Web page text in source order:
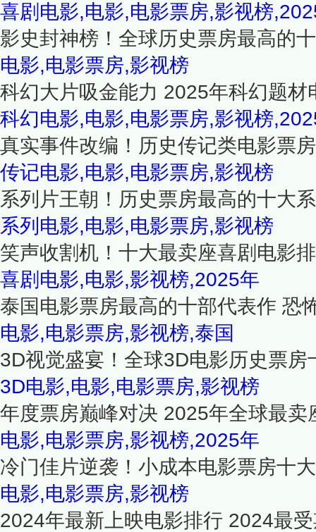
喜剧电影,电影,电影票房,影视榜
影史封神榜！全球历史票房最高的
电影,电影票房,影视榜
科幻大片吸金能力 2025年科幻题材
科幻电影,电影,电影票房,影视榜
真实事件改编！历史传记类电影票
传记电影,电影,电影票房,影视榜
系列片王朝！历史票房最高的十大
系列电影,电影,电影票房,影视榜
笑声收割机！十大最卖座喜剧电影
喜剧电影,电影,影视榜,2025年
泰国电影票房最高的十部代表作 恐
电影,电影票房,影视榜,泰国
3D视觉盛宴！全球3D电影历史票房
3D电影,电影,电影票房,影视榜
年度票房巅峰对决 2025年全球最卖
电影,电影票房,影视榜,2025年
冷门佳片逆袭！小成本电影票房十
电影,电影票房,影视榜
2024年最新上映电影排行 2024最